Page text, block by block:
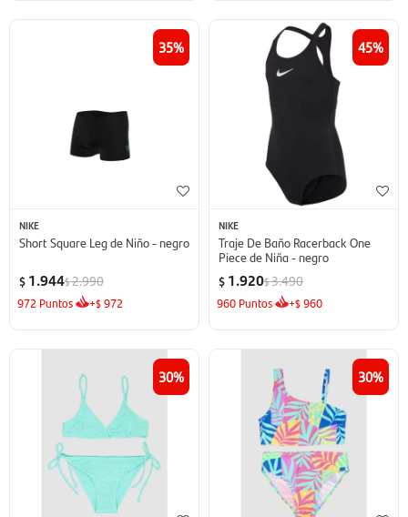
35
NIKE
Short Square Leg de Niño - negro
$ 1.944$2.990
972 Puntos +$972
45
NIKE
Traje De Baño Racerback One
Piece de Niña - negro
$ 1.920$3.490
960 Puntos +$960
30 30